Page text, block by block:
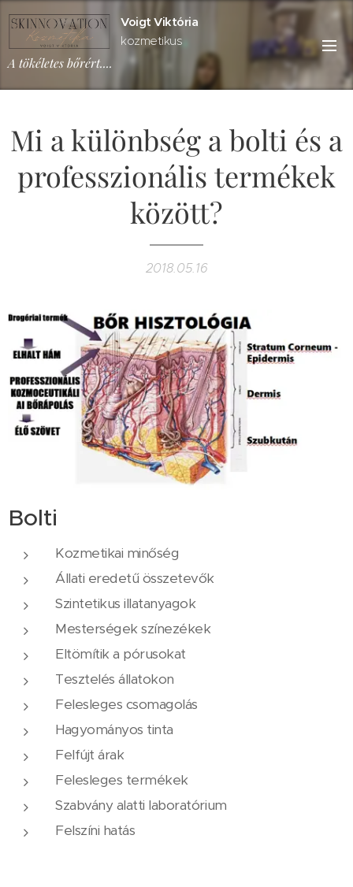
Voigt Viktória
kozmetikus
A tökéletes bőrért....
Mi a különbség a bolti és a
professzionális termékek
között?
2018.05.16
Bolti
Kozmetikai minőség
Állati eredetű összetevők
Szintetikus illatanyagok
Mesterségek színezékek
Eltömítik a pórusokat
Tesztelés állatokon
Felesleges csomagolás
Hagyományos tinta
Felfújt árak
Felesleges termékek
Szabvány alatti laboratórium
Felszíni hatás